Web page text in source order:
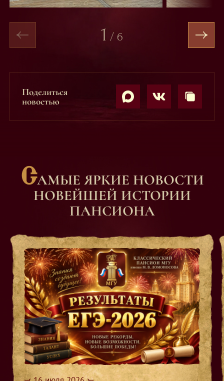
1 / 6
Поделиться
новостью
САМЫЕ ЯРКИЕ НОВОСТИ
НОВЕЙШЕЙ ИСТОРИИ
ПАНСИОНА